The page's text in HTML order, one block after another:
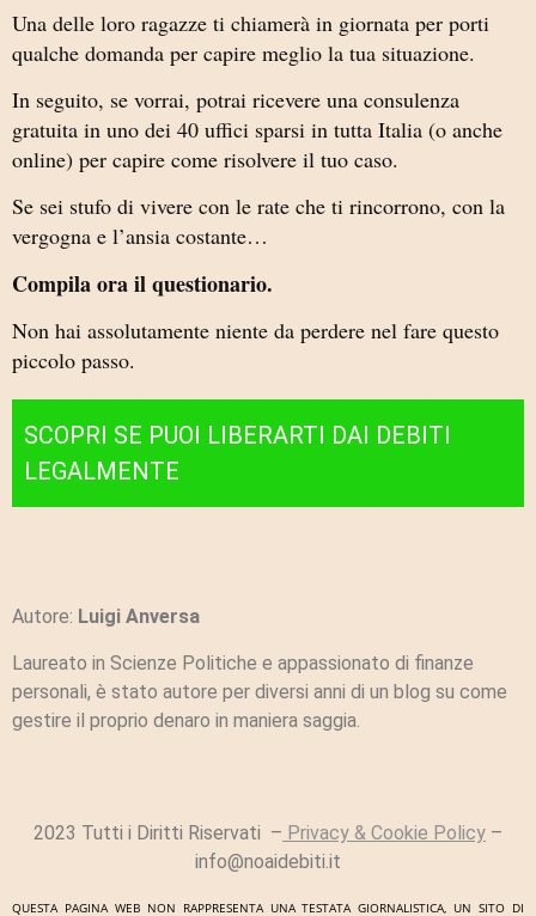
Una delle loro ragazze ti chiamerà in giornata per porti
qualche domanda per capire meglio la tua situazione.
In seguito, se vorrai, potrai ricevere una consulenza
gratuita in uno dei 40 uffici sparsi in tutta Italia (o anche
online) per capire come risolvere il tuo caso.
Se sei stufo di vivere con le rate che ti rincorrono, con la
vergogna e l’ansia costante…
Compila ora il questionario.
Non hai assolutamente niente da perdere nel fare questo
piccolo passo.
SCOPRI SE PUOI LIBERARTI DAI DEBITI
LEGALMENTE
Autore: Luigi Anversa
Laureato in Scienze Politiche e appassionato di finanze
personali, è stato autore per diversi anni di un blog su come
gestire il proprio denaro in maniera saggia.
2023 Tutti i Diritti Riservati – Privacy & Cookie Policy –
info@noaidebiti.it
QUESTA PAGINA WEB NON RAPPRESENTA UNA TESTATA GIORNALISTICA, UN SITO DI